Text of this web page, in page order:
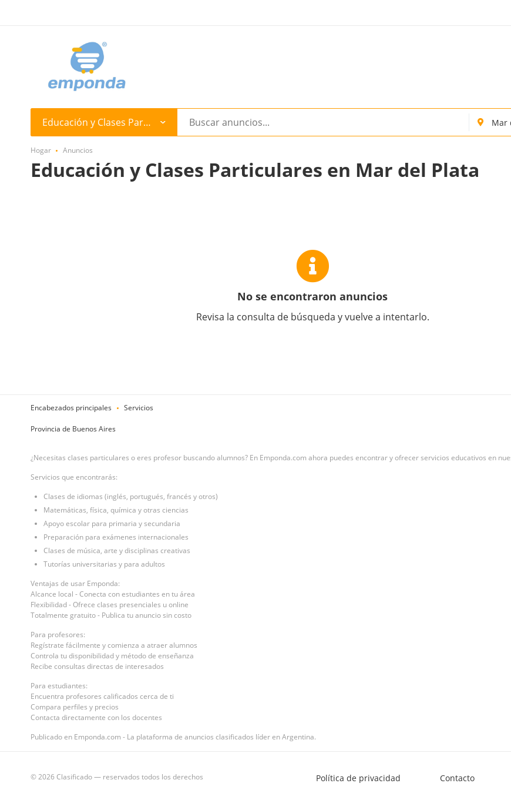
Educación y Clases Particulares
Hogar Anuncios
Educación y Clases Particulares en Mar del Plata
No se encontraron anuncios
Revisa la consulta de búsqueda y vuelve a intentarlo.
Encabezados principales Servicios
Provincia de Buenos Aires
¿Necesitas clases particulares o eres profesor buscando alumnos? En Emponda.com ahora puedes encontrar y ofrecer servicios educativos en
Servicios que encontrarás:
Clases de idiomas (inglés, portugués, francés y otros)
Matemáticas, física, química y otras ciencias
Apoyo escolar para primaria y secundaria
Preparación para exámenes internacionales
Clases de música, arte y disciplinas creativas
Tutorías universitarias y para adultos
Ventajas de usar Emponda:
Alcance local - Conecta con estudiantes en tu área
Flexibilidad - Ofrece clases presenciales u online
Totalmente gratuito - Publica tu anuncio sin costo
Para profesores:
Regístrate fácilmente y comienza a atraer alumnos
Controla tu disponibilidad y método de enseñanza
Recibe consultas directas de interesados
Para estudiantes:
Encuentra profesores calificados cerca de ti
Compara perfiles y precios
Contacta directamente con los docentes
Publicado en Emponda.com - La plataforma de anuncios clasificados líder en Argentina.
© 2026 Clasificado — reservados todos los derechos Política de privacidad Contacto